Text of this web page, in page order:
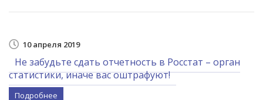
10 апреля 2019
Не забудьте сдать отчетность в Росстат – орган
статистики, иначе вас оштрафуют!
Подробнее